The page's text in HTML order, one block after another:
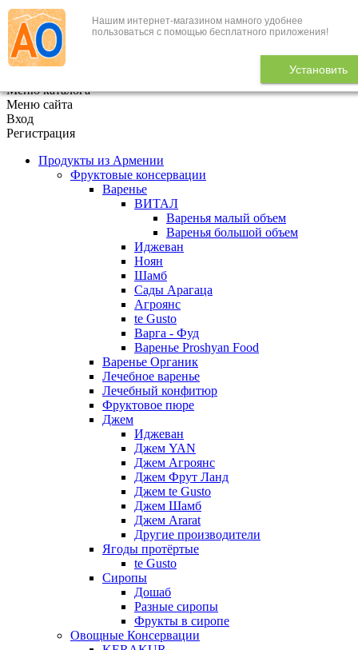
Нашим интернет-магазином намного удобнее
пользоваться с помощью бесплатного приложения!
Установить
+7 (495) 646-888-1
В корзине 0
Меню каталога
Меню сайта
Вход
Регистрация
Продукты из Армении
Фруктовые консервации
Варенье
ВИТАЛ
Варенья малый объем
Варенья большой объем
Иджеван
Ноян
Шамб
Сады Арагаца
Агроянс
te Gusto
Варга - Фуд
Варенье Proshyan Food
Варенье Органик
Лечебное варенье
Лечебный конфитюр
Фруктовое пюре
Джем
Иджеван
Джем YAN
Джем Агроянс
Джем Фрут Ланд
Джем te Gusto
Джем Шамб
Джем Ararat
Другие производители
Ягоды протёртые
te Gusto
Сиропы
Дошаб
Разные сиропы
Фрукты в сиропе
Овощные Консервации